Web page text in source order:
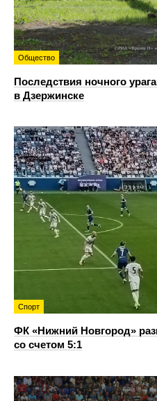
Общество
Последствия ночного
в Дзержинске
Спорт
ФК «Нижний Новгород»
со счетом 5:1